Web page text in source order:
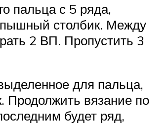
пальца с 5 ряда,
пышный столбик. Между
2 ВП. Пропустить 3
для пальца,
Продолжить вязание по
будет ряд,